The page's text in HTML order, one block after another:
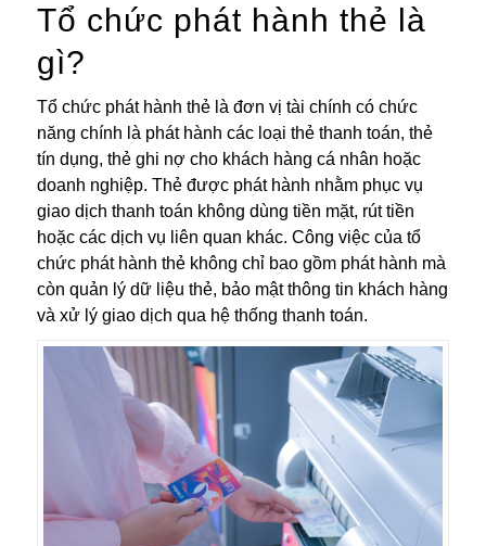
Tổ chức phát hành thẻ là
gì?
Tổ chức phát hành thẻ là đơn vị tài chính có chức
năng chính là phát hành các loại thẻ thanh toán, thẻ
tín dụng, thẻ ghi nợ cho khách hàng cá nhân hoặc
doanh nghiệp. Thẻ được phát hành nhằm phục vụ
giao dịch thanh toán không dùng tiền mặt, rút tiền
hoặc các dịch vụ liên quan khác. Công việc của tổ
chức phát hành thẻ không chỉ bao gồm phát hành mà
còn quản lý dữ liệu thẻ, bảo mật thông tin khách hàng
và xử lý giao dịch qua hệ thống thanh toán.